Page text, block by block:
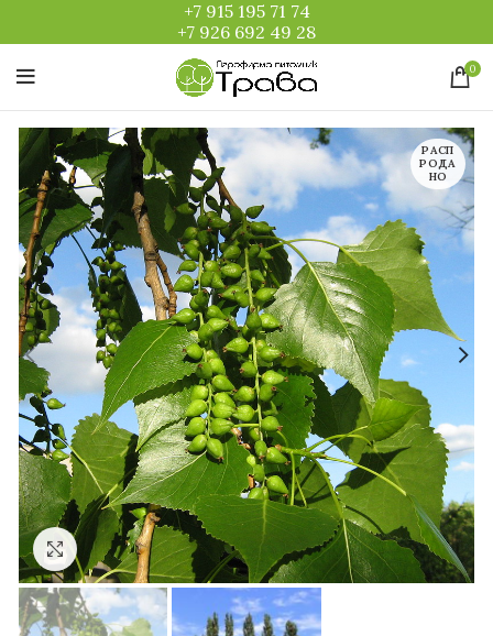
+7 915 195 71 74
+7 926 692 49 28
0
РАСП
РОДА
НО
Увеличить